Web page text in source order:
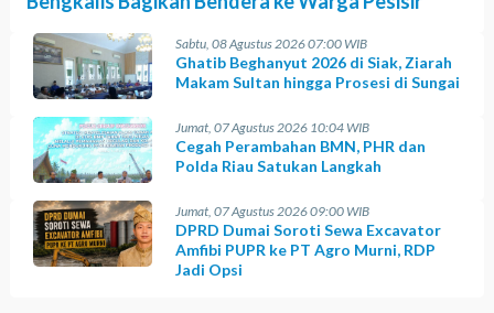
Sabtu, 08 Agustus 2026 07:00 WIB
Ghatib Beghanyut 2026 di Siak, Ziarah
Makam Sultan hingga Prosesi di Sungai
Jumat, 07 Agustus 2026 10:04 WIB
Cegah Perambahan BMN, PHR dan
Polda Riau Satukan Langkah
Jumat, 07 Agustus 2026 09:00 WIB
DPRD Dumai Soroti Sewa Excavator
Amfibi PUPR ke PT Agro Murni, RDP
Jadi Opsi